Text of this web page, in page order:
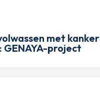
met kanker
GENAYA-project